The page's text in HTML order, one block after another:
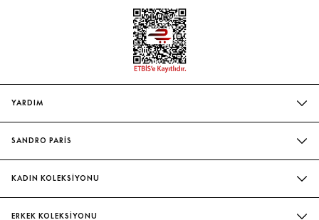
YARDIM
TESLIMAT VE İADE
BEDEN TABLOSU
SANDRO PARİS
EVELYNE & ILAN CHETRITE
KADIN KOLEKSİYONU
ERKEK KOLEKSİYONU